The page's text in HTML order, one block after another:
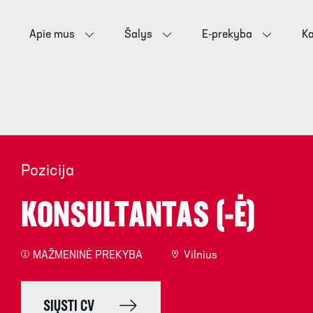
Apie mus Šalys E-prekyba
Pozicija
KONSULTANTAS (-Ė)
MAŽMENINĖ PREKYBA Vilnius
SIŲSTI CV